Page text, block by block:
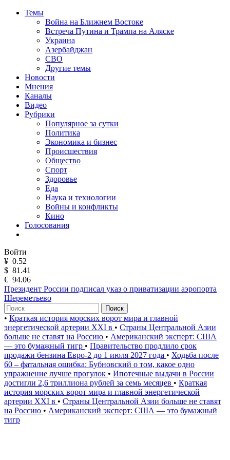
Темы
Война на Ближнем Востоке
Встреча Путина и Трампа на Аляске
Украина
Азербайджан
СВО
Другие темы
Новости
Мнения
Каналы
Видео
Рубрики
Популярное за сутки
Политика
Экономика и бизнес
Происшествия
Общество
Спорт
Здоровье
Еда
Наука и технологии
Войны и конфликты
Кино
Голосования
Войти
¥ 0.52
$ 81.41
€ 94.06
Президент России подписал указ о приватизации аэропорта
Шереметьево
Поиск
• Краткая история морских ворот мира и главной
энергетической артерии XXI в • Страны Центральной Азии
больше не ставят на Россию • Американский эксперт: США
— это бумажный тигр • Правительство продлило срок
продажи бензина Евро-2 до 1 июля 2027 года • Ходьба после
60 – фатальная ошибка: Бубновский о том, какое одно
упражнение лучше прогулок • Ипотечные выдачи в России
достигли 2,6 триллиона рублей за семь месяцев • Краткая
история морских ворот мира и главной энергетической
артерии XXI в • Страны Центральной Азии больше не ставят
на Россию • Американский эксперт: США — это бумажный
тигр